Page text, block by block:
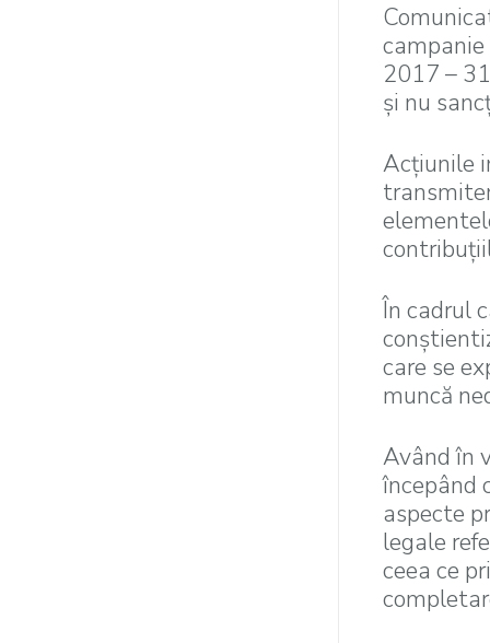
2017 –
și nu
Acțiunile
În cadrul
care se
muncă
Având în
începând
aspecte
legale
ceea ce